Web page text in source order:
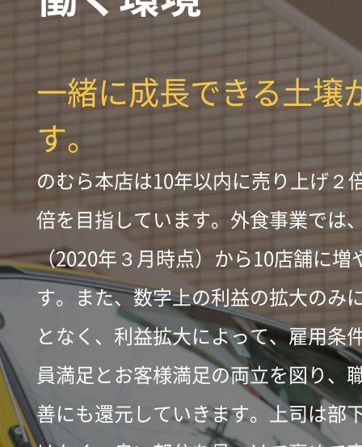
一緒に成長できる土壌
す。
のむら本店は10年以内に売り上げ２
倍を目指しています。外食事業では
（2020年３月時点）から10店舗に増
す。また、数字上の利益の拡大のみ
となく、利益拡大によって、雇用条
員満足とお客様満足の両立を図り、
善にも還元していきます。上司は部